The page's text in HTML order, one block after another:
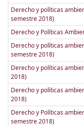
Derecho y políticas
semestre 2018)
Derecho y Políticas
Derecho y políticas
semestre 2018)
Derecho y políticas
2018)
Derecho y políticas
2018)
Derecho y Políticas
semestre 2018)